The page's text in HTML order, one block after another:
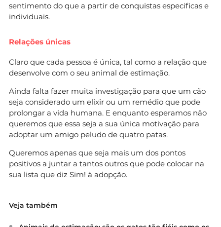
sentimento do que a partir de conquistas especificas e
individuais.
Relações únicas
Claro que cada pessoa é única, tal como a relação que
desenvolve com o seu animal de estimação.
Ainda falta fazer muita investigação para que um cão
seja considerado um elixir ou um remédio que pode
prolongar a vida humana. E enquanto esperamos não
queremos que essa seja a sua única motivação para
adoptar um amigo peludo de quatro patas.
Queremos apenas que seja mais um dos pontos
positivos a juntar a tantos outros que pode colocar na
sua lista que diz Sim! à adopção.
Veja também